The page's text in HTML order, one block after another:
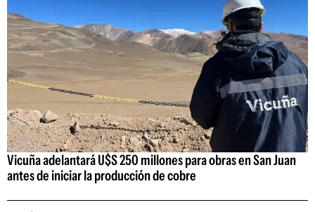
Vicuña adelantará U$S 250 millones para obras en San Juan
antes de iniciar la producción de cobre